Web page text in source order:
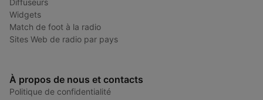
Diffuseurs
Widgets
Match de foot à la radio
Sites Web de radio par pays
À propos de nous et contacts
Politique de confidentialité